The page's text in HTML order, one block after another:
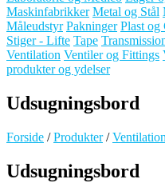
Maskinfabrikker Metal og Stål
Måleudstyr Pakninger Plast og
Stiger - Lifte Tape
Ventilation Ventiler og Fittings
produkter og ydelser
Udsugningsbord
Forside /Produkter/Ventilation
Udsugningsbord